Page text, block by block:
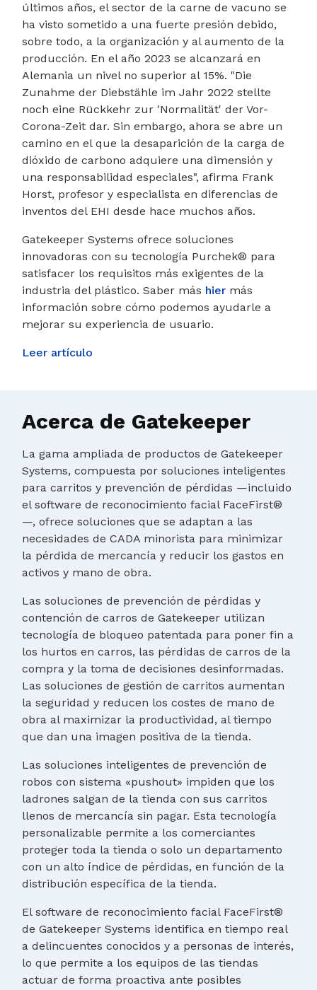
últimos años, el sector de la carne de vacuno se
ha visto sometido a una fuerte presión debido,
sobre todo, a la organización y al aumento de la
producción. En el año 2023 se alcanzará en
Alemania un nivel no superior al 15%. "Die
Zunahme der Diebstähle im Jahr 2022 stellte
noch eine Rückkehr zur 'Normalität' der Vor-
Corona-Zeit dar. Sin embargo, ahora se abre un
camino en el que la desaparición de la carga de
dióxido de carbono adquiere una dimensión y
una responsabilidad especiales", afirma Frank
Horst, profesor y especialista en diferencias de
inventos del EHI desde hace muchos años.
Gatekeeper Systems ofrece soluciones
innovadoras con su tecnología Purchek® para
satisfacer los requisitos más exigentes de la
industria del plástico. Saber más hier más
información sobre cómo podemos ayudarle a
mejorar su experiencia de usuario.
Leer artículo
Acerca de Gatekeeper
La gama ampliada de productos de Gatekeeper
Systems, compuesta por soluciones inteligentes
para carritos y prevención de pérdidas —incluido
el software de reconocimiento facial FaceFirst®
—, ofrece soluciones que se adaptan a las
necesidades de CADA minorista para minimizar
la pérdida de mercancía y reducir los gastos en
activos y mano de obra.
Las soluciones de prevención de pérdidas y
contención de carros de Gatekeeper utilizan
tecnología de bloqueo patentada para poner fin a
los hurtos en carros, las pérdidas de carros de la
compra y la toma de decisiones desinformadas.
Las soluciones de gestión de carritos aumentan
la seguridad y reducen los costes de mano de
obra al maximizar la productividad, al tiempo
que dan una imagen positiva de la tienda.
Las soluciones inteligentes de prevención de
robos con sistema «pushout» impiden que los
ladrones salgan de la tienda con sus carritos
llenos de mercancía sin pagar. Esta tecnología
personalizable permite a los comerciantes
proteger toda la tienda o solo un departamento
con un alto índice de pérdidas, en función de la
distribución específica de la tienda.
El software de reconocimiento facial FaceFirst®
de Gatekeeper Systems identifica en tiempo real
a delincuentes conocidos y a personas de interés,
lo que permite a los equipos de las tiendas
actuar de forma proactiva ante posibles